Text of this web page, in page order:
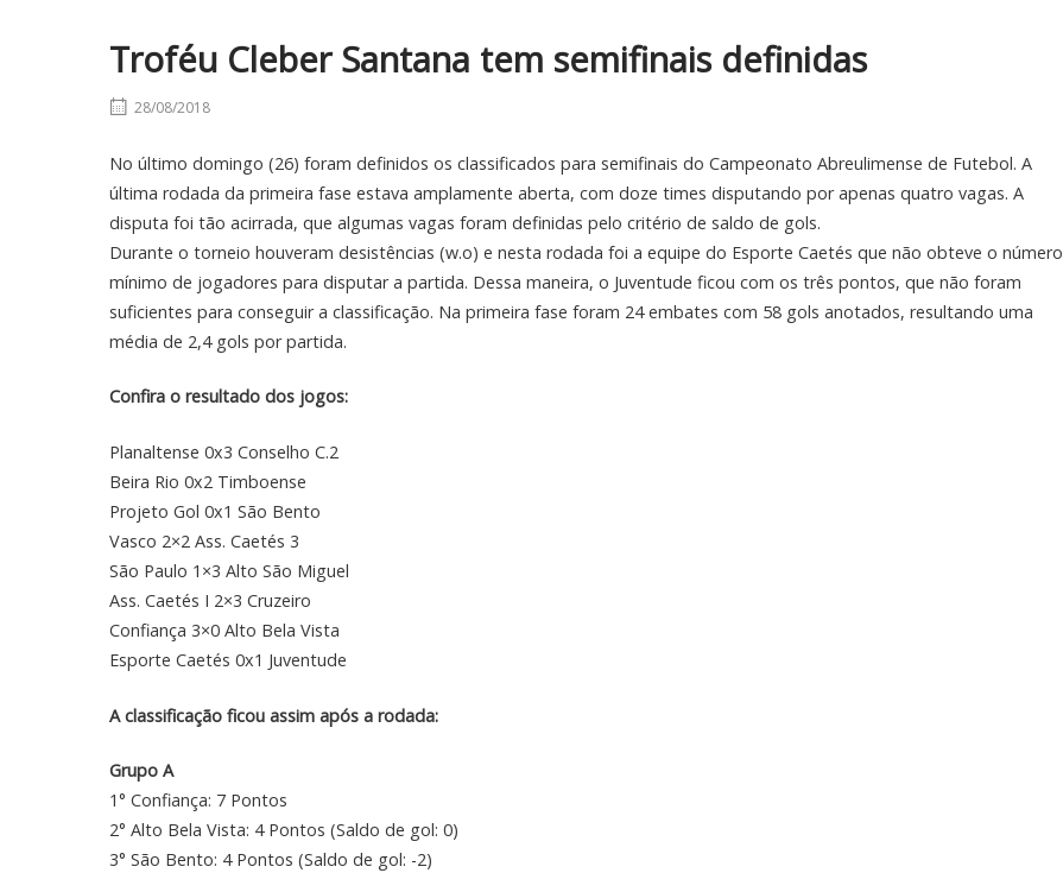
Troféu Cleber Santana tem semifinais definidas
28/08/2018
No último domingo (26) foram definidos os classificados para semifinais do Campeonato Abreulimense de Futebol. A
última rodada da primeira fase estava amplamente aberta, com doze times disputando por apenas quatro vagas. A
disputa foi tão acirrada, que algumas vagas foram definidas pelo critério de saldo de gols.
Durante o torneio houveram desistências (w.o) e nesta rodada foi a equipe do Esporte Caetés que não obteve o número
mínimo de jogadores para disputar a partida. Dessa maneira, o Juventude ficou com os três pontos, que não foram
suficientes para conseguir a classificação. Na primeira fase foram 24 embates com 58 gols anotados, resultando uma
média de 2,4 gols por partida.
Confira o resultado dos jogos:
Planaltense 0x3 Conselho C.2
Beira Rio 0x2 Timboense
Projeto Gol 0x1 São Bento
Vasco 2×2 Ass. Caetés 3
São Paulo 1×3 Alto São Miguel
Ass. Caetés I 2×3 Cruzeiro
Confiança 3×0 Alto Bela Vista
Esporte Caetés 0x1 Juventude
A classificação ficou assim após a rodada:
Grupo A
1° Confiança: 7 Pontos
2° Alto Bela Vista: 4 Pontos (Saldo de gol: 0)
3° São Bento: 4 Pontos (Saldo de gol: -2)